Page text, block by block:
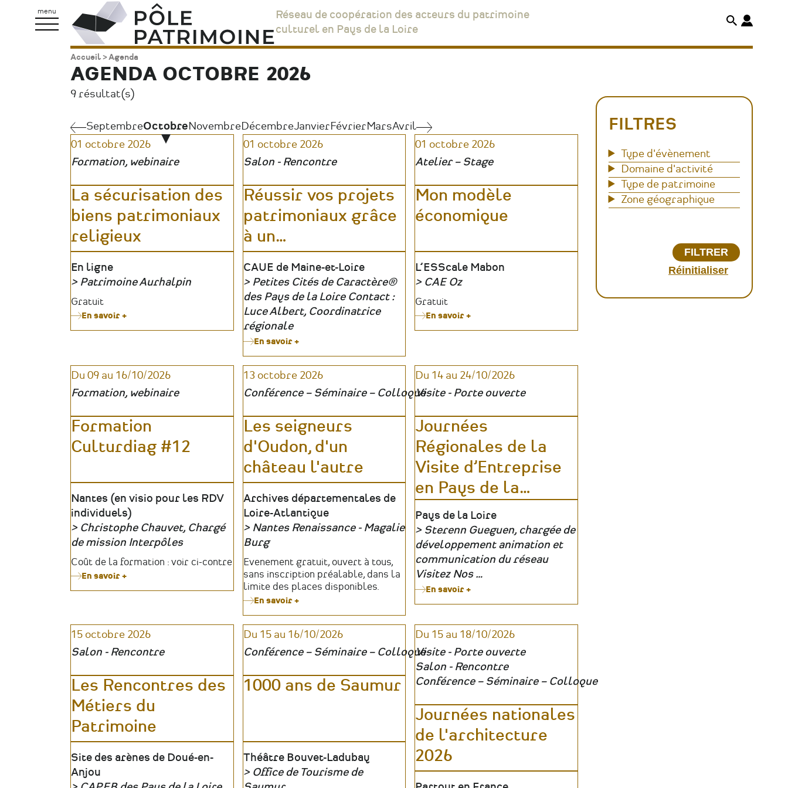
menu
Pôle
Patrimoine
Réseau de coopération des acteurs du patrimoine
culturel en Pays de la Loire
Fil
d'Ariane
Accueil Agenda
AGENDA OCTOBRE 2026
9 résultat(s)
Pagination
Septembre
SeptembreOctobreNovembreDécembreJanvierFévrierMarsAvrilNovembre
01 octobre 2026
Formation, webinaire
La sécurisation des
biens patrimoniaux
religieux
Lieu
En ligne
Organisateur
Patrimoine Aurhalpin
Tarifs
Gratuit
En savoir +
patrimoniaux
01 octobre 2026
Salon - Rencontre
Réussir vos projets
patrimoniaux grâce
à un…
Lieu
CAUE de Maine-et-Loire
Organisateur
Petites Cités de Caractère®
des Pays de la Loire Contact :
Luce Albert, Coordinatrice
régionale
En savoir +sur
vos
projets
grâce
un
réseau
partenaires
01 octobre 2026
Atelier – Stage
Mon modèle
économique
Lieu
L’ESScale Mabon
Organisateur
CAE Oz
Tarifs
Gratuit
En savoir +
Du 09 au 16/10/2026
Formation, webinaire
Formation
Culturdiag #12
Lieu
Nantes (en visio pour les RDV
individuels)
Organisateur
Christophe Chauvet, Chargé
de mission Interpôles
Tarifs
Coût de la formation : voir ci-contre
En savoir +
13 octobre 2026
Conférence – Séminaire – Colloque
Les seigneurs
d'Oudon, d'un
château l'autre
Lieu
Archives départementales de
Loire-Atlantique
Organisateur
Nantes Renaissance - Magalie
Burg
Tarifs
Evenement gratuit, ouvert à tous,
sans inscription préalable, dans la
limite des places disponibles.
En savoir +sur
seigneurs
d'Oudon,
château
Du 14 au 24/10/2026
Visite - Porte ouverte
Journées
Régionales de la
Visite d’Entreprise
en Pays de la…
Lieu
Pays de la Loire
Organisateur
Sterenn Gueguen, chargée de
développement animation et
communication du réseau
Visitez Nos …
En savoir +
de
la
d’Entreprise
en
Pays
Loire
15 octobre 2026
Salon - Rencontre
Les Rencontres des
Métiers du
Patrimoine
Lieu
Site des arènes de Doué-en-
Anjou
Du 15 au 16/10/2026
Conférence – Séminaire – Colloque
1000 ans de Saumur
Lieu
Théâtre Bouvet-Ladubay
Office de Tourisme de
Du 15 au 18/10/2026
Visite - Porte ouverte
Salon - Rencontre
Conférence – Séminaire – Colloque
Journées nationales
de l'architecture
2026
FILTRES
Type d'évènement
Domaine d'activité
Type de patrimoine
Zone géographique